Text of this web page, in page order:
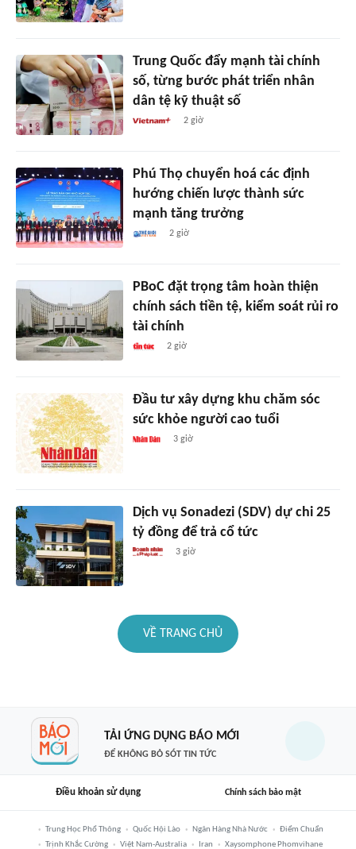
Trung Quốc đẩy mạnh tài chính
số, từng bước phát triển nhân
dân tệ kỹ thuật số
2 giờ
Phú Thọ chuyển hoá các định
hướng chiến lược thành sức
mạnh tăng trưởng
2 giờ
PBoC đặt trọng tâm hoàn thiện
chính sách tiền tệ, kiểm soát rủi ro
tài chính
2 giờ
Đầu tư xây dựng khu chăm sóc
sức khỏe người cao tuổi
3 giờ
Dịch vụ Sonadezi (SDV) dự chi 25
tỷ đồng để trả cổ tức
3 giờ
VỀ TRANG CHỦ
TẢI ỨNG DỤNG BÁO MỚI
ĐỂ KHÔNG BỎ SÓT TIN TỨC
Điều khoản sử dụng Chính sách bảo mật
Trung Học Phổ Thông Quốc Hội Lào Ngân Hàng Nhà Nước
Điểm Chuẩn
Trịnh Khắc Cường
Việt Nam-Australia Iran Xaysomphone Phomvihane